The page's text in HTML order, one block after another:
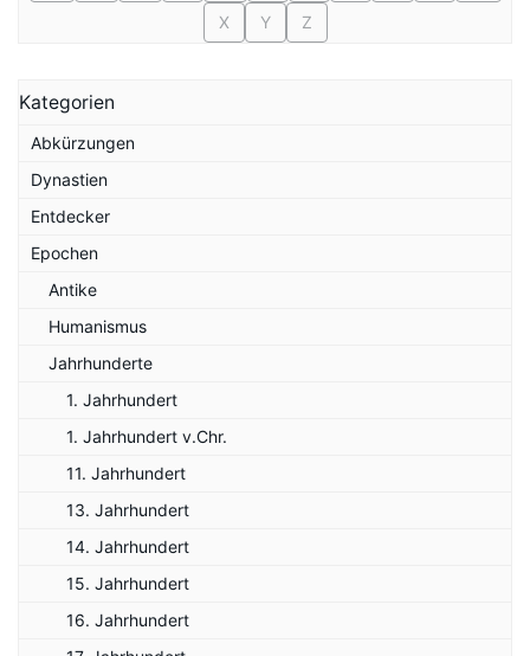
X
Y Z
Kategorien
Abkürzungen
Dynastien
Entdecker
Epochen
Antike
Humanismus
Jahrhunderte
1. Jahrhundert
1. Jahrhundert v.Chr.
11. Jahrhundert
13. Jahrhundert
14. Jahrhundert
15. Jahrhundert
16. Jahrhundert